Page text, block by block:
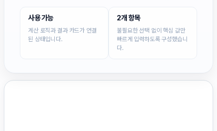
사용 가능
계산 로직과 결과 카드가 연결
된 상태입니다.
2개 항목
불필요한 선택 없이 핵심 값만
빠르게 입력하도록 구성했습니
다.